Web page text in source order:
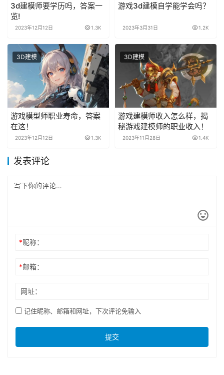
3d建模师要学历吗，答案一
览!
2023年12月12日 1.3K
游戏3d建模自学能学会吗？
2023年3月31日 1.2K
3D建模
游戏模型师职业寿命，答案
在这！
2023年12月12日 1.3K
3D建模
游戏建模师收入怎么样，揭
秘游戏建模师的职业收入！
2023年11月28日 1.4K
发表评论
*昵称：
*邮箱：
网址：
记住昵称、邮箱和网址，下次评论免输入
提交